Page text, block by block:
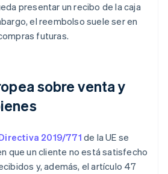
presentar un recibo de la caja
el reembolso suele ser en
futuras.
sobre venta y
2019/771 de la UE se
que un cliente no está satisfecho
y, además, el artículo 47